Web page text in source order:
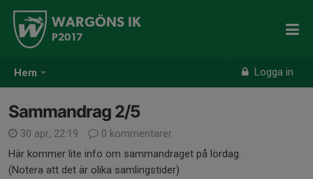
Hem Logga in
WARGÖNS IK
P2017
Sammandrag 2/5
30 apr, 22:19
0 kommentarer
Här kommer lite info om sammandraget på lördag.
(Notera att det är olika samlingstider)